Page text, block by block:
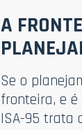
A
Se o
fronteira, e
ISA-95 trata